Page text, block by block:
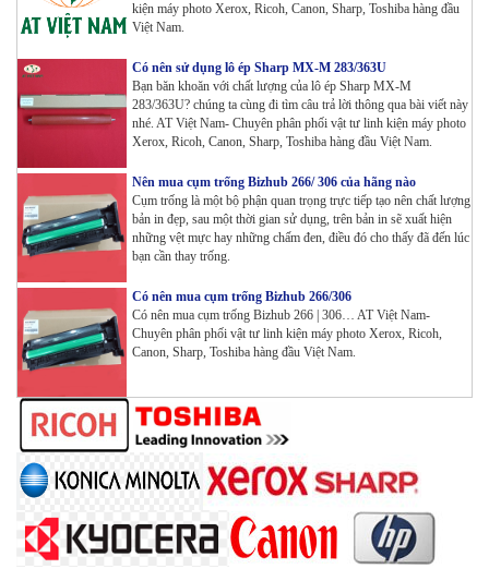
Tham Khảo
Máy in Laser Đơn năng G&G GP4200DW in Đảo mặt ,
Tham Khảo
Máy in Laser Đơn năng G&G GP3300DW in Đảo mặt ,
Wifi
Tham Khảo
Máy in Đa chức năng G&G GM3310DW in , scan ,
Copy , Wifi , Lan
Tham Khảo
Mực ống Ricoh MP 3554 _MP 2554 | 2555 | 3054 |
3554 | 3055 | 3555 | 4054 | 5054 | 6054 | 4055 | 5055 |
6055 | IM 2500 | IM 3000 | IM 3500 | IM 4000 | IM
5000 | IM 6000_ MP3554_700G_BIASDO
Tham Khảo
Mực in HP LaserJet Enterprise M610dn | M611dn |
M611x | M612dn | M612x | MFP M634 | MFP M635 |
MFP M636_W1470A (10.5K)_ Có chip_HALLOYA
kiện máy photo Xerox, Ricoh, Canon, Sharp, Toshiba hàng đầu
Việt Nam.
Có nên sử dụng lô ép Sharp MX-M 283/363U
Bạn băn khoăn với chất lượng của lô ép Sharp MX-M
283/363U? chúng ta cùng đi tìm câu trả lời thông qua bài viết này
nhé. AT Việt Nam- Chuyên phân phối vật tư linh kiện máy photo
Xerox, Ricoh, Canon, Sharp, Toshiba hàng đầu Việt Nam.
Nên mua cụm trống Bizhub 266/ 306 của hãng nào
Cụm trống là một bộ phận quan trọng trực tiếp tạo nên chất lượng
bản in đẹp, sau một thời gian sử dụng, trên bản in sẽ xuất hiện
những vệt mực hay những chấm đen, điều đó cho thấy đã đến lúc
bạn cần thay trống.
Có nên mua cụm trống Bizhub 266/306
Có nên mua cụm trống Bizhub 266 | 306… AT Việt Nam-
Chuyên phân phối vật tư linh kiện máy photo Xerox, Ricoh,
Canon, Sharp, Toshiba hàng đầu Việt Nam.